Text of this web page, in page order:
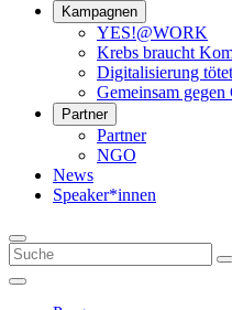
Kampagnen
YES!@WORK
Krebs braucht
Digitalisierung
Gemeinsam
Partner
Partner
NGO
News
Speaker*innen